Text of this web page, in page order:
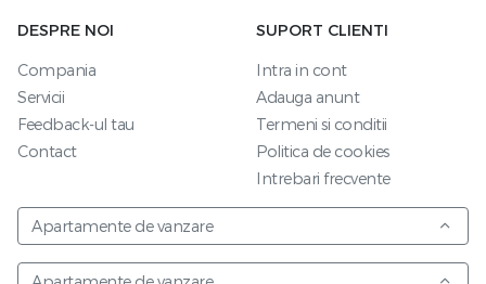
DESPRE NOI
Compania
Servicii
Feedback-ul tau
Contact
SUPORT CLIENTI
Intra in cont
Adauga anunt
Termeni si conditii
Politica de cookies
Intrebari frecvente
Apartamente de vanzare